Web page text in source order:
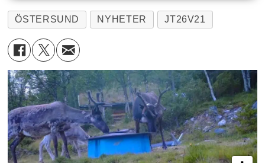
ÖSTERSUND NYHETER JT26V21